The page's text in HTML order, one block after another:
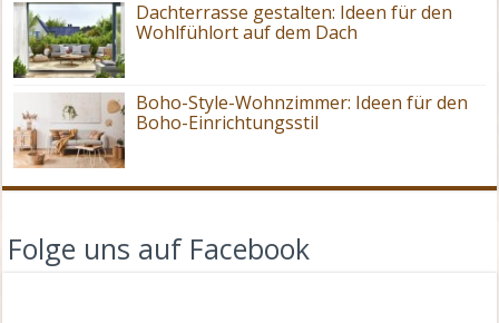
Dachterrasse gestalten: Ideen für den
Wohlfühlort auf dem Dach
Boho-Style-Wohnzimmer: Ideen für den
Boho-Einrichtungsstil
Folge uns auf Facebook